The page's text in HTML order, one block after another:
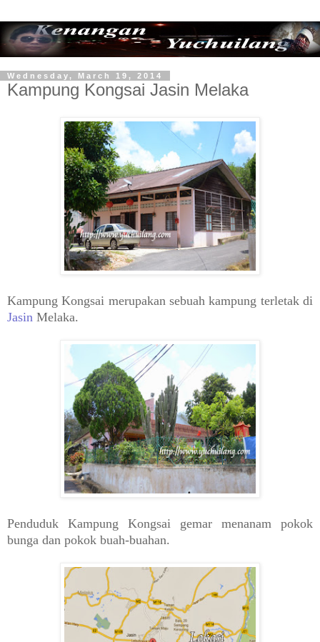
Wednesday, March 19, 2014
Kampung Kongsai Jasin Melaka
Kampung Kongsai merupakan sebuah kampung terletak di
Jasin Melaka.
Penduduk Kampung Kongsai gemar menanam pokok
bunga dan pokok buah-buahan.